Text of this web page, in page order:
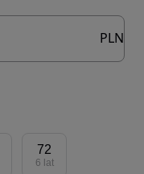
PLN
72
6 lat